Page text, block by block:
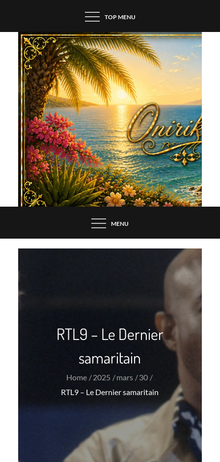
content
TOP MENU
MENU
RTL9 – Le Dernier
samaritain
Home 2025 mars
30
RTL9 – Le Dernier samaritain